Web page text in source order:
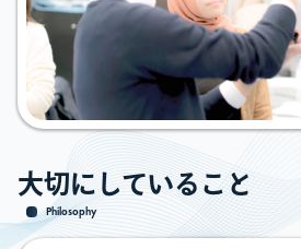
大切にしていること
Philosophy